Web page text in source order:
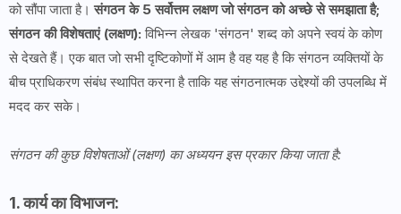
को सौंपा जाता है।संगठन के 5 सर्वोत्तम लक्षण जो संगठन को अच्छे से समझाता है;
संगठन की विशेषताएं (लक्षण): विभिन्न लेखक 'संगठन' शब्द को अपने स्वयं के कोण
से देखते हैं। एक बात जो सभी दृष्टिकोणों में आम है वह यह है कि संगठन व्यक्तियों के
बीच प्राधिकरण संबंध स्थापित करना है ताकि यह संगठनात्मक उद्देश्यों की उपलब्धि में
मदद कर सके।
संगठन की कुछ विशेषताओं (लक्षण) का अध्ययन इस प्रकार किया जाता है:
1. कार्य का विभाजन: